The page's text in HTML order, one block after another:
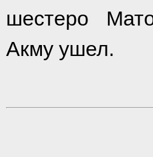
шестеро
Акму ушел.